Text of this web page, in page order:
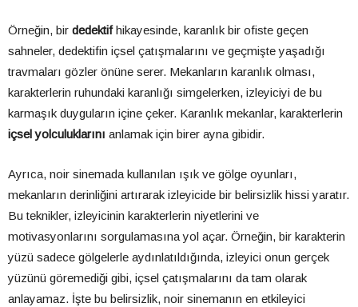
Örneğin, bir dedektifhikayesinde, karanlık bir ofiste geçen
sahneler, dedektifin içsel çatışmalarını ve geçmişte yaşadığı
travmaları gözler önüne serer. Mekanların karanlık olması,
karakterlerin ruhundaki karanlığı simgelerken, izleyiciyi de bu
karmaşık duyguların içine çeker. Karanlık mekanlar, karakterlerin
içsel yolculuklarını anlamak için birer ayna gibidir.
Ayrıca, noir sinemada kullanılan ışık ve gölge oyunları,
mekanların derinliğini artırarak izleyicide bir belirsizlik hissi yaratır.
Bu teknikler, izleyicinin karakterlerin niyetlerini ve
motivasyonlarını sorgulamasına yol açar. Örneğin, bir karakterin
yüzü sadece gölgelerle aydınlatıldığında, izleyici onun gerçek
yüzünü göremediği gibi, içsel çatışmalarını da tam olarak
anlayamaz. İşte bu belirsizlik, noir sinemanın en etkileyici